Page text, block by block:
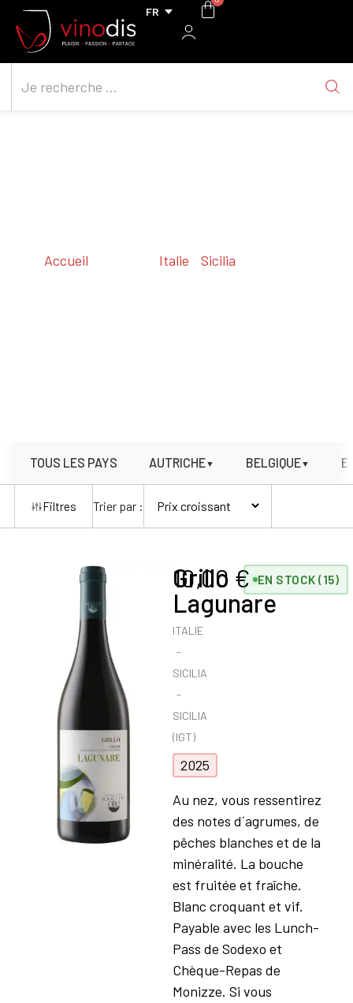
Accueil Italie Sicilia
TOUS LES PAYS AUTRICHE▼ BELGIQUE▼
Filtres Trier par :
Grillo
Lagunare
ITALIE
SICILIA
SICILIA
(IGT)
2025
10,00 € EN STOCK (15)
Au nez, vous ressentirez
des notes d´agrumes, de
pêches blanches et de la
minéralité. La bouche
est fruitée et fraîche.
Blanc croquant et vif.
Payable avec les Lunch-
Pass de Sodexo et
Chèque-Repas de
Monizze. Si vous